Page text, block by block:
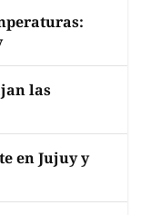
las
en Jujuy y